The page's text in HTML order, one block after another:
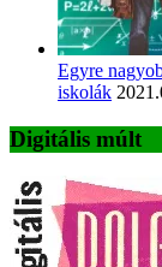
Egyre
iskolák
Digitális múlt